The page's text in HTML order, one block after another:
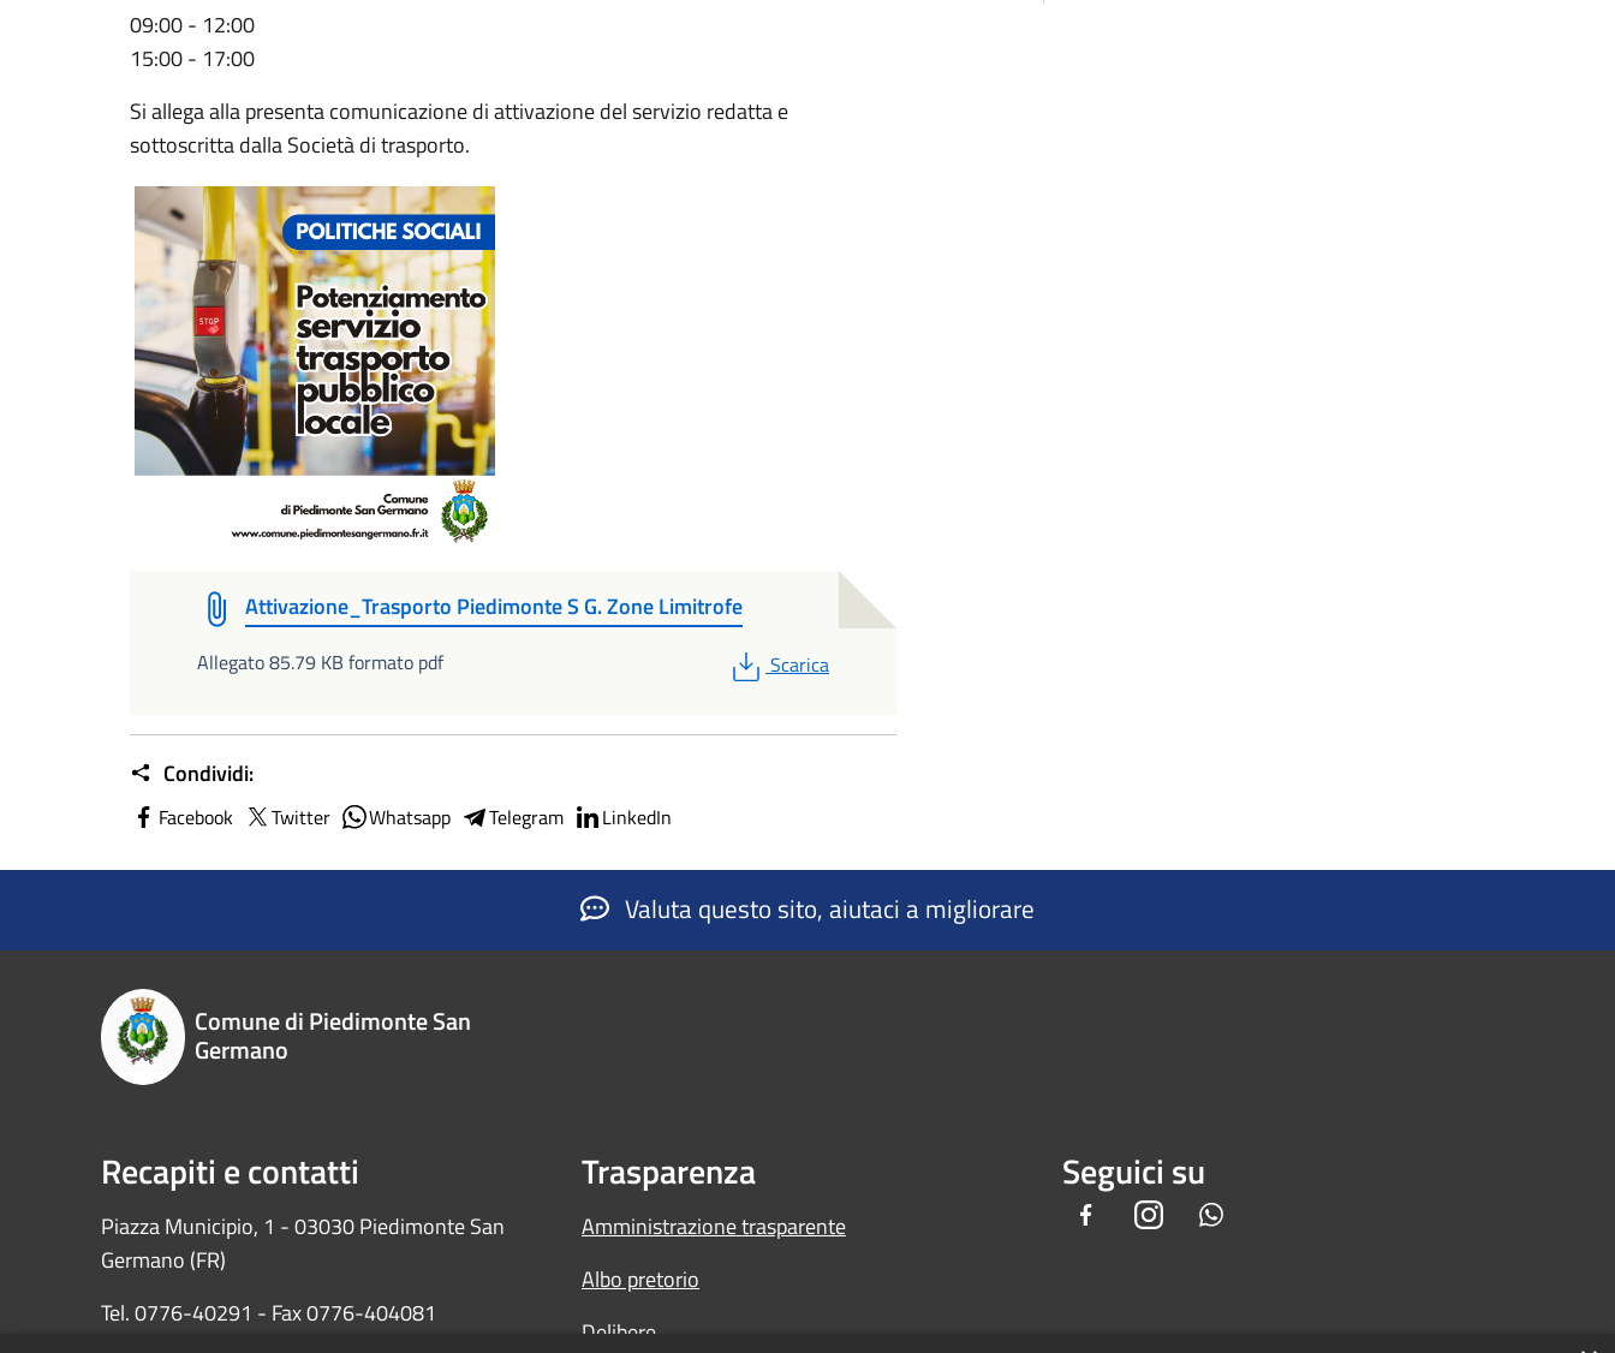
09:00 - 12:00
15:00 - 17:00
Si allega alla presenta comunicazione di attivazione del servizio redatta e
sottoscritta dalla Società di trasporto.
Attivazione_Trasporto Piedimonte S G. Zone Limitrofe
Allegato 85.79 KB formato pdf PDF
Scarica
Condividi:
Facebook Twitter Whatsapp Telegram LinkedIn
Valuta questo sito, aiutaci a migliorare
Comune di Piedimonte San
Germano
Recapiti e contatti
Piazza Municipio, 1 - 03030 Piedimonte San
Germano (FR)
Tel. 0776-40291 - Fax 0776-404081
Trasparenza
Amministrazione trasparente
Albo pretorio
Delibere
Seguici su
FacebookInstagram